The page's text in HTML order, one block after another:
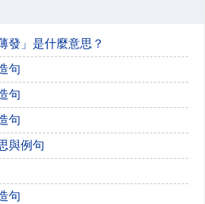
發」是什麼意思？
句
句
句
與例句
句